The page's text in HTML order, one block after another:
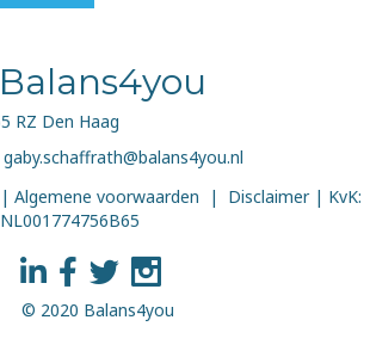
Balans4you
RZ Den Haag
gaby.schaffrath@balans4you.nl
| Algemene voorwaarden | Disclaimer | KvK:
© 2020 Balans4you